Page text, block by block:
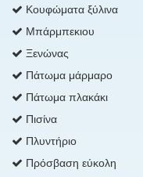
Κουφώματα ξύλινα
Μπάρμπεκιου
Ξενώνας
Πάτωμα μάρμαρο
Πάτωμα πλακάκι
Πισίνα
Πλυντήριο
Πρόσβαση εύκολη